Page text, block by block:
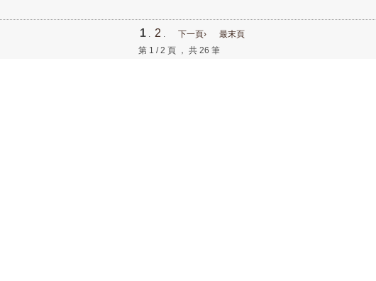
1. 2 . 下一頁›
最末頁
第 1 / 2 頁 ， 共 26 筆